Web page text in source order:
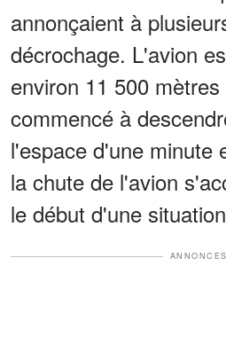
annonçaient à
décrochage. L'avion
environ 11 500
commencé à
l'espace d'une minute
la chute de l'avion
le début d'une
ANNONCES